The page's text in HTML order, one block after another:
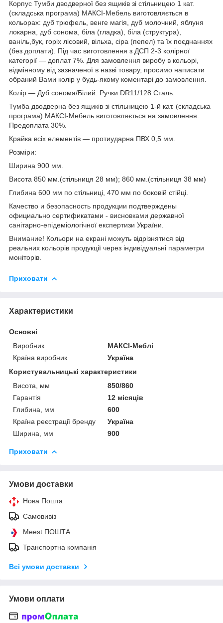
Корпус Тумби дводверної без ящиків зі стільницею 1 кат.
(складська програма) МАКСІ-Мебель виготовляється в
кольорах: дуб трюфель, венге магія, дуб молочний, яблуня
локарна, дуб сонома, біла (гладка), біла (структура),
ваніль,бук, горіх лісовий, вільха, сіра (пепел) та їх поєднаннях
(без доплати). Під час виготовлення з ДСП 2-3 колірної
категорії — доплат 7%. Для замовлення виробу в кольорі,
відмінному від зазначеної в назві товару, просимо написати
обраний Вами колір у будь-якому коментарі до замовлення.
Колір — Дуб сонома/Білий. Ручки DR11/128 Сталь.
Тумба дводверна без ящиків зі стільницею 1-й кат. (складська
програма) МАКСІ-Мебель виготовляється на замовлення.
Предоплата 30%.
Крайка всіх елементів — протиударна ПВХ 0,5 мм.
Розміри:
Ширина 900 мм.
Висота 850 мм.(стільниця 28 мм); 860 мм.(стільниця 38 мм)
Глибина 600 мм по стільниці, 470 мм по боковій стійці.
Качество и безопасность продукции подтверждены
официально сертификатами - висновками державної
санітарно-епідеміологічної експертизи України.
Внимание! Кольори на екрані можуть відрізнятися від
реальних кольорів продукції через індивідуальні параметри
моніторів.
Приховати
Характеристики
Основні
Виробник
МАКСІ-Меблі
Країна виробник
Україна
Користувальницькі характеристики
Висота, мм
850/860
Гарантія
12 місяців
Глибина, мм
600
Країна реєстрації бренду
Україна
Ширина, мм
900
Приховати
Умови доставки
Нова Пошта
Самовивіз
Meest ПОШТА
Транспортна компанія
Всі умови доставки
Умови оплати